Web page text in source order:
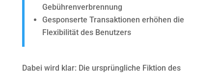
Gebührenverbrennung
Gesponserte Transaktionen erhöhen die
Flexibilität des Benutzers
Dabei wird klar: Die ursprüngliche Fiktion des